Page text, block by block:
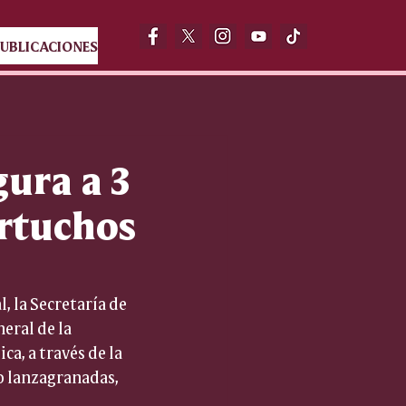
a 3
la Secretaría de
de la
a través de la
lanzagranadas,